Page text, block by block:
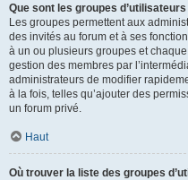
Que sont les groupes d’utilisateurs
Les groupes permettent aux
des invités au forum et à ses
à un ou plusieurs groupes et
gestion des membres par
administrateurs de modifier
à la fois, telles qu’ajouter des
un forum privé.
Haut
Où trouver la liste des groupes